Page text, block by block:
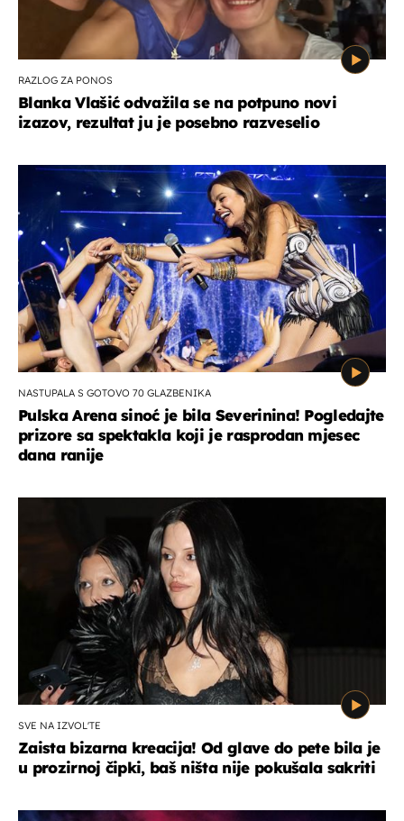
RAZLOG ZA PONOS
Blanka Vlašić odvažila se na potpuno novi
izazov, rezultat ju je posebno razveselio
NASTUPALA S GOTOVO 70 GLAZBENIKA
Pulska Arena sinoć je bila Severinina! Pogledajte
prizore sa spektakla koji je rasprodan mjesec
dana ranije
SVE NA IZVOL'TE
Zaista bizarna kreacija! Od glave do pete bila je
u prozirnoj čipki, baš ništa nije pokušala sakriti